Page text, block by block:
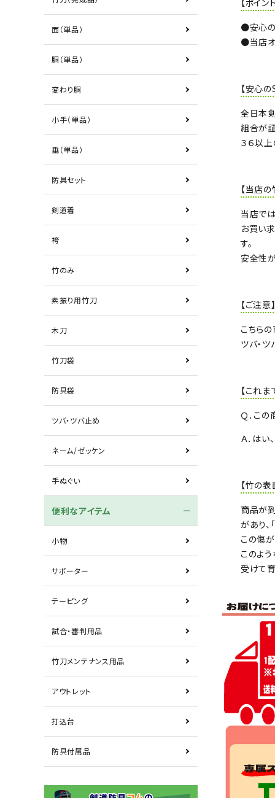
面（単品）
胴（単品）
変わり胴
小手（単品）
垂（単品）
防具セット
剣道着
袴
竹のみ
素振り用竹刀
木刀
竹刀袋
防具袋
ツバ・ツバ止め
ネーム/ゼッケン
手ぬぐい
便利なアイテム
小物
サポーター
テーピング
試合・審判用品
竹刀メンテナンス用品
アウトレット
打込台
防具付属品
【ポイン
●安心
●当店オ
【安心
全日本
組合が
３６以
【当店
当店で
お買い
す。
安全性
【ご注意
こちら
ツバ・
【これ
Ｑ．こ
Ａ．は
【竹の
商品が
があり、
この傷
このよ
受けて